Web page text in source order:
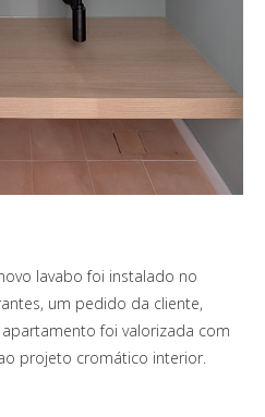
lavabo foi instalado no
um pedido da cliente,
foi valorizada com
projeto cromático interior.